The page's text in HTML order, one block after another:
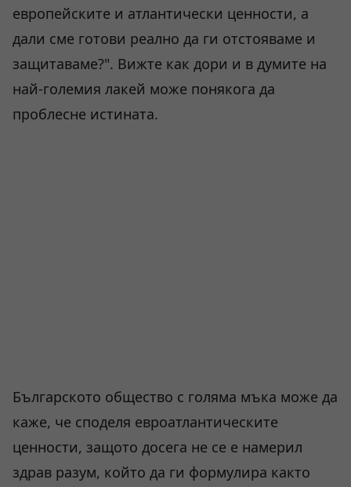
европейските и атлантически ценности, а
дали сме готови реално да ги отстояваме и
защитаваме?". Вижте как дори и в думите на
най-големия лакей може понякога да
проблесне истината.
Българското общество с голяма мъка може да
каже, че споделя евроатлантическите
ценности, защото досега не се е намерил
здрав разум, който да ги формулира както